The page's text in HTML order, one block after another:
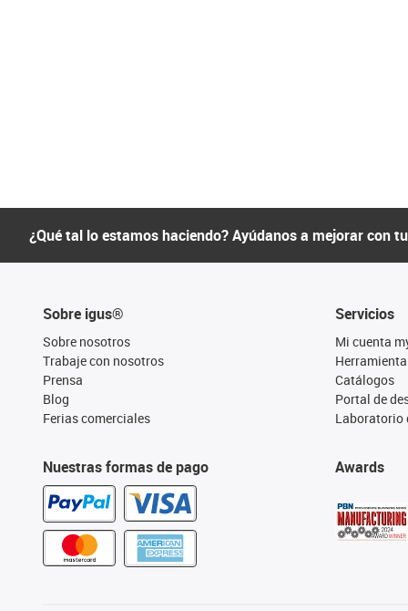
¿Qué tal lo estamos haciendo? Ayúdanos a mejorar con
Sobre igus®
Sobre nosotros
Trabaje con nosotros
Prensa
Blog
Ferias comerciales
Nuestras formas de pago
Servicios
Mi cuenta
Catálogos
Portal de
Laboratorio
Awards